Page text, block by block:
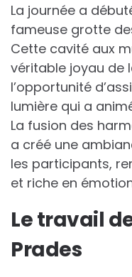
La journée a
fameuse grotte
Cette cavité aux
véritable joyau de
l’opportunité
lumière qui a
La fusion des
a créé une
les participants,
et riche en
Le travail
Prades